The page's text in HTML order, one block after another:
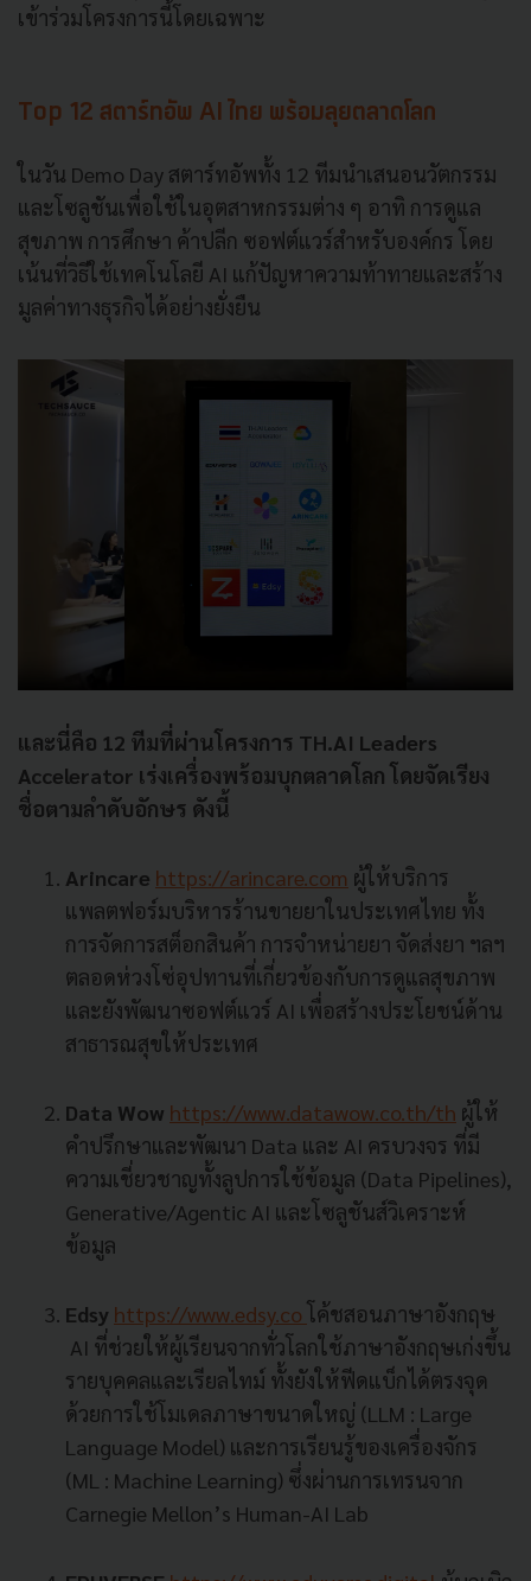
เข้าร่วมโครงการนี้โดยเฉพาะ
Top 12 สตาร์ทอัพ AI ไทย พร้อมลุยตลาดโลก
ในวัน Demo Day สตาร์ทอัพทั้ง 12 ทีมนำเสนอนวัตกรรม
และโซลูชันเพื่อใช้ในอุตสาหกรรมต่าง ๆ อาทิ การดูแล
สุขภาพ การศึกษา ค้าปลีก ซอฟต์แวร์สำหรับองค์กร โดย
เน้นที่วิธีใช้เทคโนโลยี AI แก้ปัญหาความท้าทายและสร้าง
มูลค่าทางธุรกิจได้อย่างยั่งยืน
และนี่คือ 12 ทีมที่ผ่านโครงการ TH.AI Leaders
Accelerator เร่งเครื่องพร้อมบุกตลาดโลก โดยจัดเรียง
ชื่อตามลำดับอักษร ดังนี้
Arincare https://arincare.com ผู้ให้บริการ
แพลตฟอร์มบริหารร้านขายยาในประเทศไทย ทั้ง
การจัดการสต็อกสินค้า การจำหน่ายยา จัดส่งยา ฯลฯ
ตลอดห่วงโซ่อุปทานที่เกี่ยวข้องกับการดูแลสุขภาพ
และยังพัฒนาซอฟต์แวร์ AI เพื่อสร้างประโยชน์ด้าน
สาธารณสุขให้ประเทศ
Data Wow https://www.datawow.co.th/th ผู้ให้
คำปรึกษาและพัฒนา Data และ AI ครบวงจร ที่มี
ความเชี่ยวชาญทั้งลูปการใช้ข้อมูล (Data Pipelines),
Generative/Agentic AI และโซลูชันส์วิเคราะห์
ข้อมูล
Edsy https://www.edsy.co โค้ชสอนภาษาอังกฤษ
AI ที่ช่วยให้ผู้เรียนจากทั่วโลกใช้ภาษาอังกฤษเก่งขึ้น
รายบุคคลและเรียลไทม์ ทั้งยังให้ฟีดแบ็กได้ตรงจุด
ด้วยการใช้โมเดลภาษาขนาดใหญ่ (LLM : Large
Language Model) และการเรียนรู้ของเครื่องจักร
(ML : Machine Learning) ซึ่งผ่านการเทรนจาก
Carnegie Mellon’s Human-AI Lab